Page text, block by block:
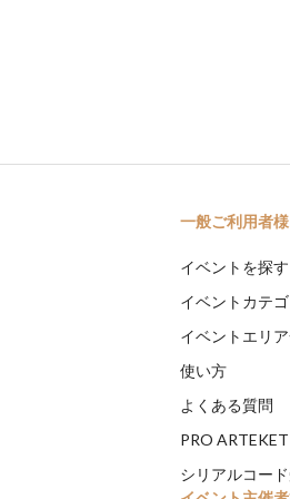
一般ご利用者様
イベントを探す
イベントカテ
イベントエリ
使い方
よくある質問
PRO
シリアルコー